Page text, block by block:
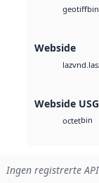
geotiffbin
Webside
laz
Webside
octetbin
Ingen registrerte